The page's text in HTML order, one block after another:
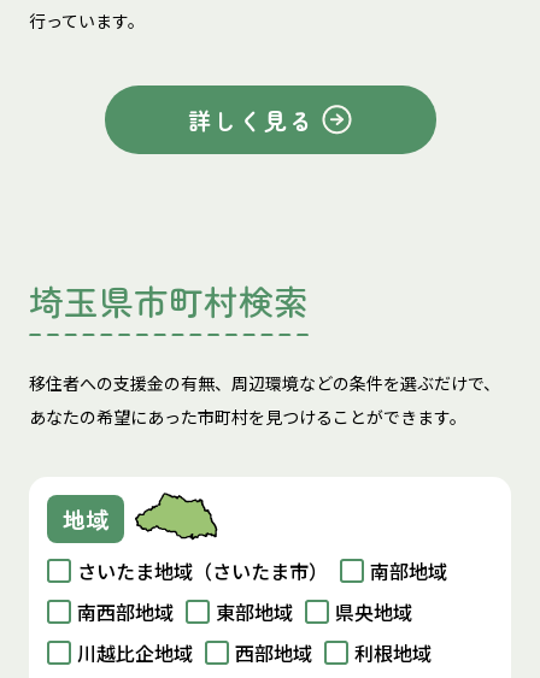
行っています。
詳しく見る
埼玉県市町村検索
移住者への支援金の有無、周辺環境などの条件を選ぶだけで、
あなたの希望にあった市町村を見つけることができます。
地域
さいたま地域（さいたま市）
南部地域
南西部地域
東部地域
県央地域
川越比企地域
西部地域
利根地域